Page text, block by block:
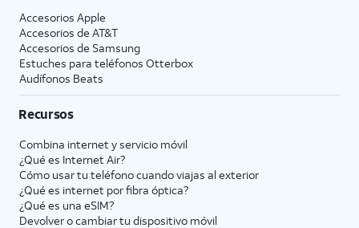
Accesorios Apple
Accesorios de AT&T
Accesorios de Samsung
Estuches para teléfonos Otterbox
Audífonos Beats
Recursos
Combina internet y servicio móvil
¿Qué es Internet Air?
Cómo usar tu teléfono cuando viajas al exterior
¿Qué es internet por fibra óptica?
¿Qué es una eSIM?
Devolver o cambiar tu dispositivo móvil